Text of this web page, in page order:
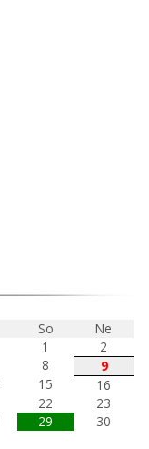
So
Ne
1
2
8
9
15
16
22
23
29
30